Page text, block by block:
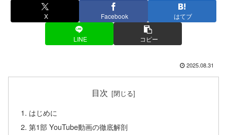
X Facebook はてブ
LINE コピー
2025.08.31
目次
はじめに
第1部 YouTube動画の徹底解剖